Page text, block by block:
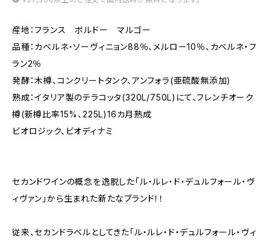
産地：フランス ボルドー マルゴー
品種：カベルネ・ソーヴィニョン88％、メルロー10％、カベルネ・フ
ラン2％
発酵：木樽、コンクリートタンク、アンフォラ(亜硫酸無添加)
熟成：イタリア製のテラコッタ(320L/750L)にて、フレンチオーク
樽(新樽比率15%、225L)16カ月熟成
ビオロジック、ビオディナミ
セカンドワインの概念を逸脱した「ル・ルレ・ド・デュルフォール・ヴ
ィヴァン」から生まれた新たなブランド！！
従来、セカンドラベルとしてきた「ル・ルレ・ド・デュルフォール・ヴィ